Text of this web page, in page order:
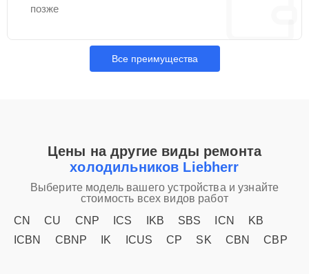
позже
Все преимущества
Цены на другие виды ремонта
холодильников Liebherr
Выберите модель вашего устройства и узнайте
стоимость всех видов работ
CN
CU CNP ICS IKB SBS ICN
KB
ICBN
CBNP IK ICUS CP SK CBN CBP